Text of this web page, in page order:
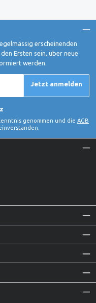
erscheinenden
Ersten sein, über neue
werden.
Jetzt anmelden
genommen und die AGB